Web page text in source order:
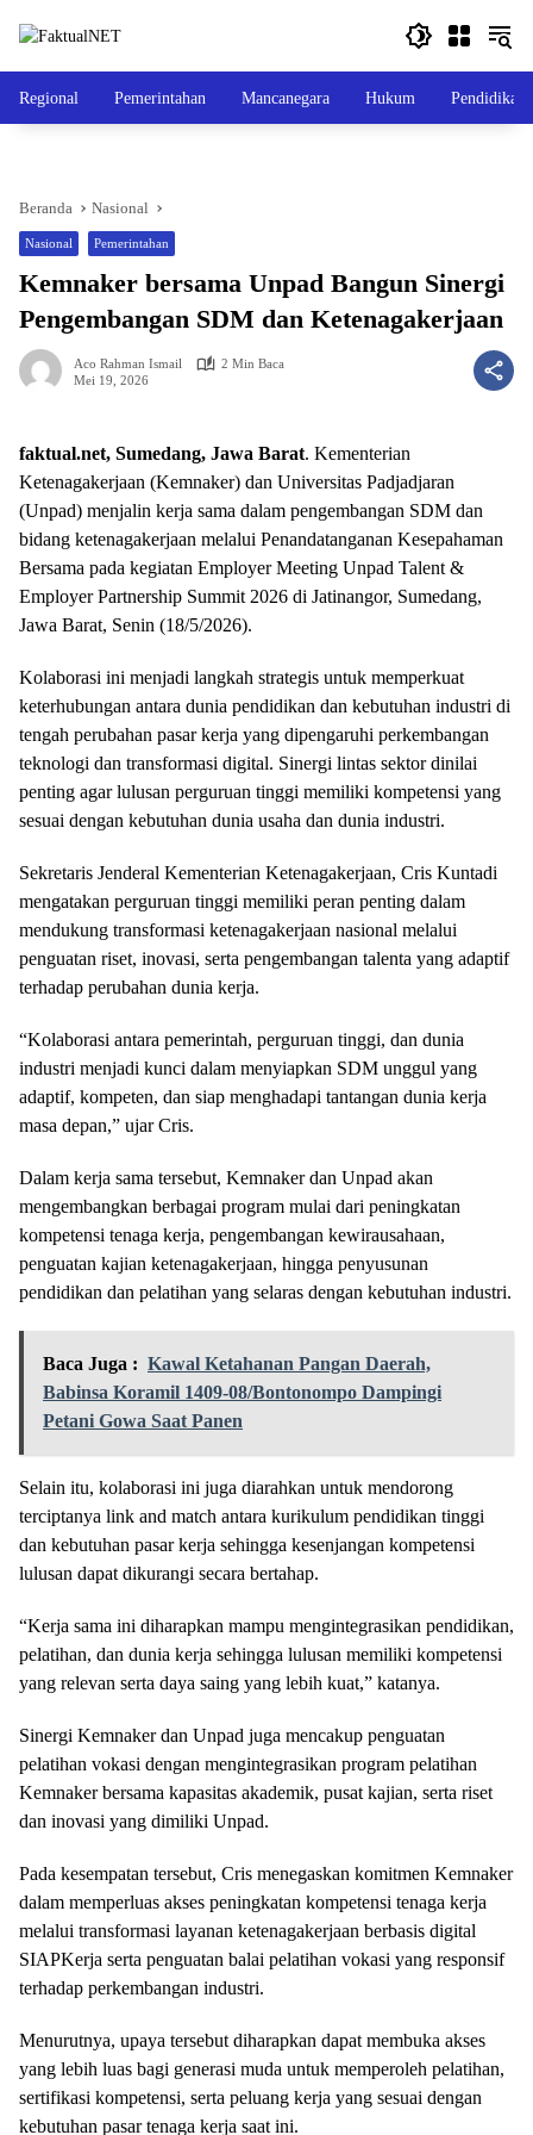
Regional Pemerintahan Mancanegara Hukum Pendidikan
Beranda Nasional
Nasional Pemerintahan
Kemnaker bersama Unpad Bangun Sinergi
Pengembangan SDM dan Ketenagakerjaan
Aco Rahman Ismail
2 Min Baca
Mei 19, 2026
faktual.net, Sumedang, Jawa Barat. Kementerian
Ketenagakerjaan (Kemnaker) dan Universitas Padjadjaran
(Unpad) menjalin kerja sama dalam pengembangan SDM dan
bidang ketenagakerjaan melalui Penandatanganan Kesepahaman
Bersama pada kegiatan Employer Meeting Unpad Talent &
Employer Partnership Summit 2026 di Jatinangor, Sumedang,
Jawa Barat, Senin (18/5/2026).
Kolaborasi ini menjadi langkah strategis untuk memperkuat
keterhubungan antara dunia pendidikan dan kebutuhan industri di
tengah perubahan pasar kerja yang dipengaruhi perkembangan
teknologi dan transformasi digital. Sinergi lintas sektor dinilai
penting agar lulusan perguruan tinggi memiliki kompetensi yang
sesuai dengan kebutuhan dunia usaha dan dunia industri.
Sekretaris Jenderal Kementerian Ketenagakerjaan, Cris Kuntadi
mengatakan perguruan tinggi memiliki peran penting dalam
mendukung transformasi ketenagakerjaan nasional melalui
penguatan riset, inovasi, serta pengembangan talenta yang adaptif
terhadap perubahan dunia kerja.
“Kolaborasi antara pemerintah, perguruan tinggi, dan dunia
industri menjadi kunci dalam menyiapkan SDM unggul yang
adaptif, kompeten, dan siap menghadapi tantangan dunia kerja
masa depan,” ujar Cris.
Dalam kerja sama tersebut, Kemnaker dan Unpad akan
mengembangkan berbagai program mulai dari peningkatan
kompetensi tenaga kerja, pengembangan kewirausahaan,
penguatan kajian ketenagakerjaan, hingga penyusunan
pendidikan dan pelatihan yang selaras dengan kebutuhan industri.
Baca Juga : Kawal Ketahanan Pangan Daerah,
Babinsa Koramil 1409-08/Bontonompo Dampingi
Petani Gowa Saat Panen
Selain itu, kolaborasi ini juga diarahkan untuk mendorong
terciptanya link and match antara kurikulum pendidikan tinggi
dan kebutuhan pasar kerja sehingga kesenjangan kompetensi
lulusan dapat dikurangi secara bertahap.
“Kerja sama ini diharapkan mampu mengintegrasikan pendidikan,
pelatihan, dan dunia kerja sehingga lulusan memiliki kompetensi
yang relevan serta daya saing yang lebih kuat,” katanya.
Sinergi Kemnaker dan Unpad juga mencakup penguatan
pelatihan vokasi dengan mengintegrasikan program pelatihan
Kemnaker bersama kapasitas akademik, pusat kajian, serta riset
dan inovasi yang dimiliki Unpad.
Pada kesempatan tersebut, Cris menegaskan komitmen Kemnaker
dalam memperluas akses peningkatan kompetensi tenaga kerja
melalui transformasi layanan ketenagakerjaan berbasis digital
SIAPKerja serta penguatan balai pelatihan vokasi yang responsif
terhadap perkembangan industri.
Menurutnya, upaya tersebut diharapkan dapat membuka akses
yang lebih luas bagi generasi muda untuk memperoleh pelatihan,
sertifikasi kompetensi, serta peluang kerja yang sesuai dengan
kebutuhan pasar tenaga kerja saat ini.